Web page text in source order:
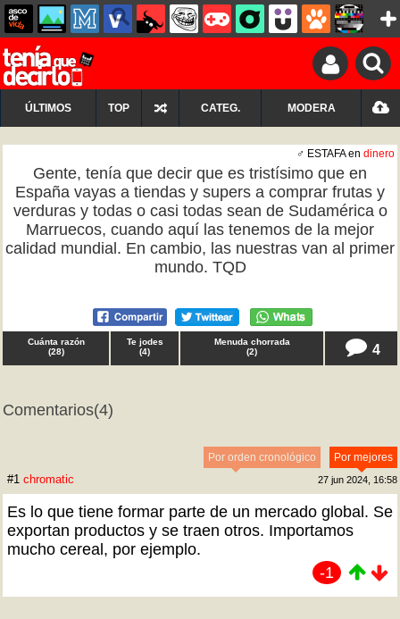
ÚLTIMOS TOP CATEG. MODERA
♂ ESTAFA en dinero
Gente, tenía que decir que es tristísimo que en
España vayas a tiendas y supers a comprar frutas y
verduras y todas o casi todas sean de Sudamérica o
Marruecos, cuando aquí las tenemos de la mejor
calidad mundial. En cambio, las nuestras van al primer
mundo. TQD
Cuánta razón
(28)
Te jodes
(4)
Menuda chorrada
(2) 4
Comentarios(4)
Por mejores
Por orden cronológico
#1 chromatic 27 jun 2024, 16:58
Es lo que tiene formar parte de un mercado global. Se
exportan productos y se traen otros. Importamos
mucho cereal, por ejemplo.
-1